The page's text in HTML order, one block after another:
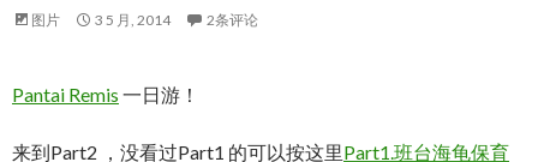
图片 3 5 月, 2014 2条评论
Pantai Remis 一日游！
来到Part2 ，没看过Part1 的可以按这里Part1.班台海龟保育